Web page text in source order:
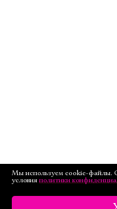
Мы используем cookie-файлы.
условия политики